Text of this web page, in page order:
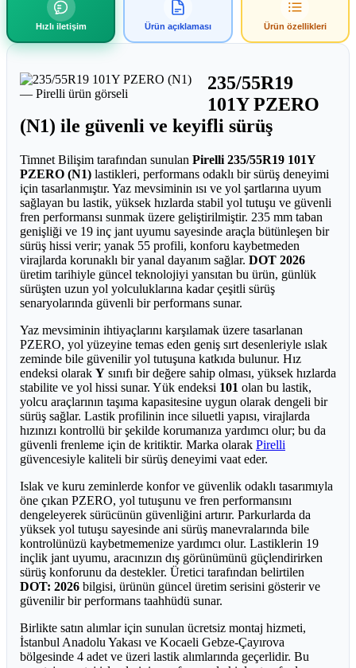
Hızlı iletişim Ürün açıklaması Ürün özellikleri
235/55R19
101Y PZERO
(N1) ile güvenli ve keyifli sürüş
Timnet Bilişim tarafından sunulan Pirelli 235/55R19 101Y
PZERO (N1) lastikleri, performans odaklı bir sürüş deneyimi
için tasarlanmıştır. Yaz mevsiminin ısı ve yol şartlarına uyum
sağlayan bu lastik, yüksek hızlarda stabil yol tutuşu ve güvenli
fren performansı sunmak üzere geliştirilmiştir. 235 mm taban
genişliği ve 19 inç jant uyumu sayesinde araçla bütünleşen bir
sürüş hissi verir; yanak 55 profili, konforu kaybetmeden
virajlarda korunaklı bir yanal dayanım sağlar. DOT 2026
üretim tarihiyle güncel teknolojiyi yansıtan bu ürün, günlük
sürüşten uzun yol yolculuklarına kadar çeşitli sürüş
senaryolarında güvenli bir performans sunar.
Yaz mevsiminin ihtiyaçlarını karşılamak üzere tasarlanan
PZERO, yol yüzeyine temas eden geniş sırt desenleriyle ıslak
zeminde bile güvenilir yol tutuşuna katkıda bulunur. Hız
endeksi olarak Y sınıfı bir değere sahip olması, yüksek hızlarda
stabilite ve yol hissi sunar. Yük endeksi 101 olan bu lastik,
yolcu araçlarının taşıma kapasitesine uygun olarak dengeli bir
sürüş sağlar. Lastik profilinin ince siluetli yapısı, virajlarda
hızınızı kontrollü bir şekilde korumanıza yardımcı olur; bu da
güvenli frenleme için de kritiktir. Marka olarak Pirelli
güvencesiyle kaliteli bir sürüş deneyimi vaat eder.
Islak ve kuru zeminlerde konfor ve güvenlik odaklı tasarımıyla
öne çıkan PZERO, yol tutuşunu ve fren performansını
dengeleyerek sürücünün güvenliğini artırır. Parkurlarda da
yüksek yol tutuşu sayesinde ani sürüş manevralarında bile
kontrolünüzü kaybetmemenize yardımcı olur. Lastiklerin 19
inçlik jant uyumu, aracınızın dış görünümünü güçlendirirken
sürüş konforunu da destekler. Üretici tarafından belirtilen
DOT: 2026 bilgisi, ürünün güncel üretim serisini gösterir ve
güvenilir bir performans taahhüdü sunar.
Birlikte satın alımlar için sunulan ücretsiz montaj hizmeti,
İstanbul Anadolu Yakası ve Kocaeli Gebze-Çayırova
bölgesinde 4 adet ve üzeri lastik alımlarında geçerlidir. Bu